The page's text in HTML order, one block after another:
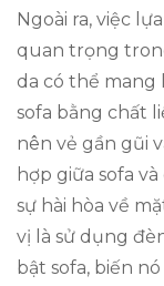
Ngoài ra, việc
quan trọng
da có thể mang
sofa bằng chất
nên vẻ gần gũi
hợp giữa sofa
sự hài hòa về
vị là sử dụng
bật sofa, biến